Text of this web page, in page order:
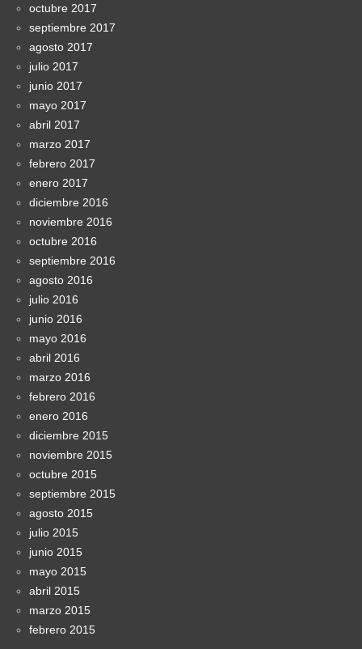
octubre 2017
septiembre 2017
agosto 2017
julio 2017
junio 2017
mayo 2017
abril 2017
marzo 2017
febrero 2017
enero 2017
diciembre 2016
noviembre 2016
octubre 2016
septiembre 2016
agosto 2016
julio 2016
junio 2016
mayo 2016
abril 2016
marzo 2016
febrero 2016
enero 2016
diciembre 2015
noviembre 2015
octubre 2015
septiembre 2015
agosto 2015
julio 2015
junio 2015
mayo 2015
abril 2015
marzo 2015
febrero 2015